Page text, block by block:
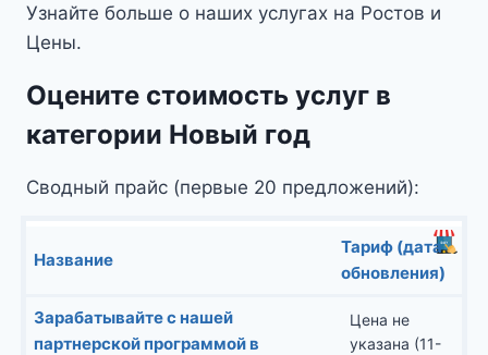
Узнайте больше о наших услугах на Ростов и
Цены.
Оцените стоимость услуг в
категории Новый год
Сводный прайс (первые 20 предложений):
Название
Тариф (дата
обновления)
Зарабатывайте с нашей
партнерской программой в
Цена не
указана (11-